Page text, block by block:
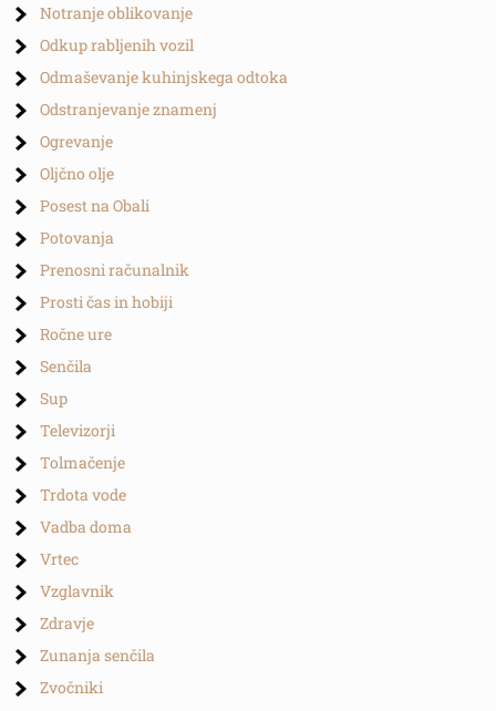
Notranje oblikovanje
Odkup rabljenih vozil
Odmaševanje kuhinjskega odtoka
Odstranjevanje znamenj
Ogrevanje
Oljčno olje
Posest na Obali
Potovanja
Prenosni računalnik
Prosti čas in hobiji
Ročne ure
Senčila
Sup
Televizorji
Tolmačenje
Trdota vode
Vadba doma
Vrtec
Vzglavnik
Zdravje
Zunanja senčila
Zvočniki